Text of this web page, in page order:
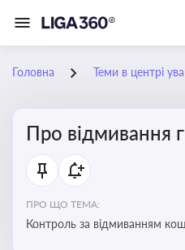
Головна Теми в центрі
Про відмивання
ПРО ЩО ТЕМА:
Контроль за відмиванням